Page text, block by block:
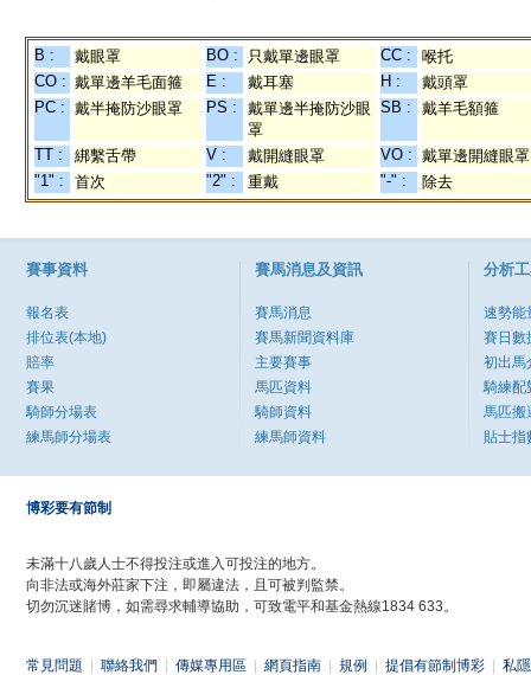
B : 戴眼罩 BO : 只戴單邊眼罩 CC :
喉托
CO : 戴單邊羊毛面箍 E : 戴耳塞 H :
戴頭罩
PC : 戴半掩防沙眼罩 PS :
戴單邊半掩防沙眼
罩
SB : 戴羊毛額箍
TT : 綁繫舌帶 V : 戴開縫眼罩 VO : 戴單邊開縫眼罩
"1" :
首次 "2" : 重戴 "-" : 除去
賽事資料
報名表
排位表(本地)
賠率
賽果
騎師分場表
練馬師分場表
賽馬消息及資訊
賽馬消息
賽馬新聞資料庫
主要賽事
馬匹資料
騎師資料
練馬師資料
分析
速勢能
賽日數
初出馬
騎練配
馬匹搬
貼士指
博彩要有節制
未滿十八歲人士不得投注或進入可投注的地方。
向非法或海外莊家下注，即屬違法，且可被判監禁。
切勿沉迷賭博，如需尋求輔導協助，可致電平和基金熱線1834 633。
常見問題 聯絡我們 傳媒專用區 網頁指南 規例 提倡有節制博彩 私